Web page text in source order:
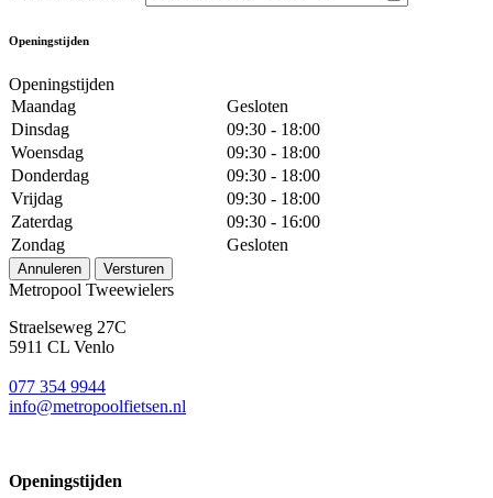
Openingstijden
Openingstijden
Maandag
Gesloten
Dinsdag
09:30 - 18:00
Woensdag
09:30 - 18:00
Donderdag
09:30 - 18:00
Vrijdag
09:30 - 18:00
Zaterdag
09:30 - 16:00
Zondag
Gesloten
Annuleren Versturen
Metropool Tweewielers
Straelseweg 27C
5911 CL Venlo
077 354 9944
info@metropoolfietsen.nl
Openingstijden